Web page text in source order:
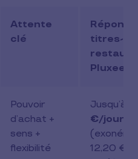
Attente
clé
titres-
Pluxee
Pouvoir
d’achat +
sens +
flexibilité
Jusqu’à
€/jour
12,20 €)